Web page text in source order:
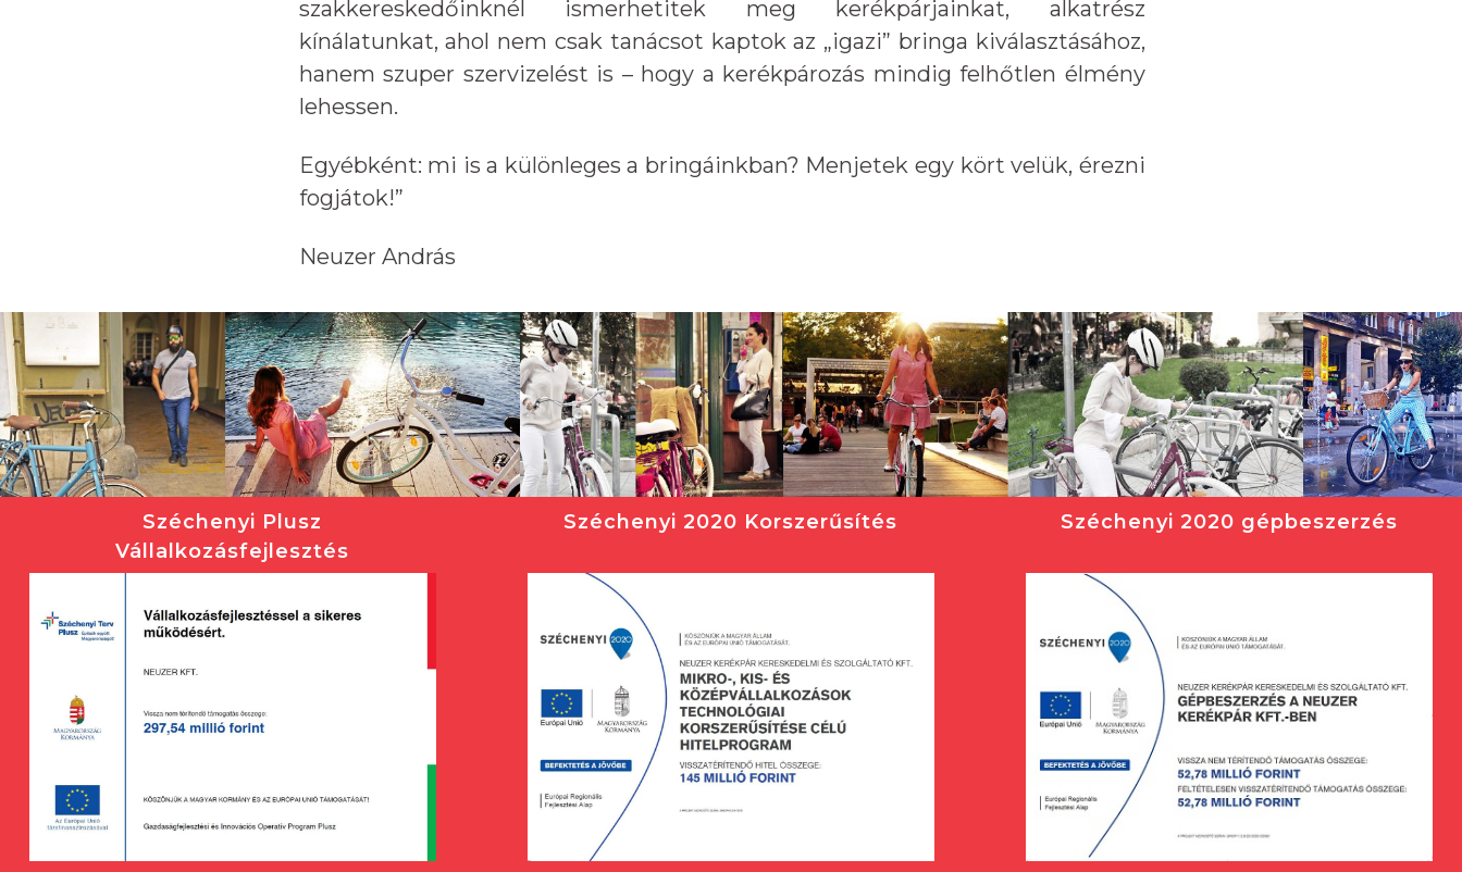
szakkereskedőinknél ismerhetitek meg kerékpárjainkat, alkatrész
kínálatunkat, ahol nem csak tanácsot kaptok az „igazi” bringa kiválasztásához,
hanem szuper szervizelést is – hogy a kerékpározás mindig felhőtlen élmény
lehessen.
Egyébként: mi is a különleges a bringáinkban? Menjetek egy kört velük, érezni
fogjátok!”
Neuzer András
Széchenyi Plusz
Vállalkozásfejlesztés
Széchenyi 2020 Korszerűsítés Széchenyi 2020 gépbeszerzés